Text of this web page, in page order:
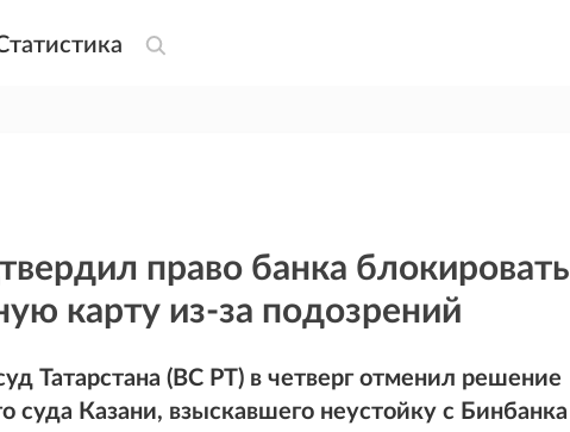
право банка блокировать
карту из-за подозрений
Татарстана (ВС РТ) в четверг отменил решение
суда Казани, взыскавшего неустойку с Бинбанка